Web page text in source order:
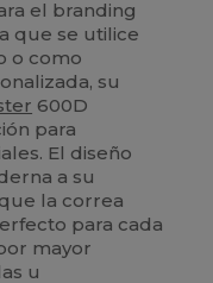
el branding
que se utilice
o como
su
600D
para
El diseño
a su
la correa
para cada
mayor
u